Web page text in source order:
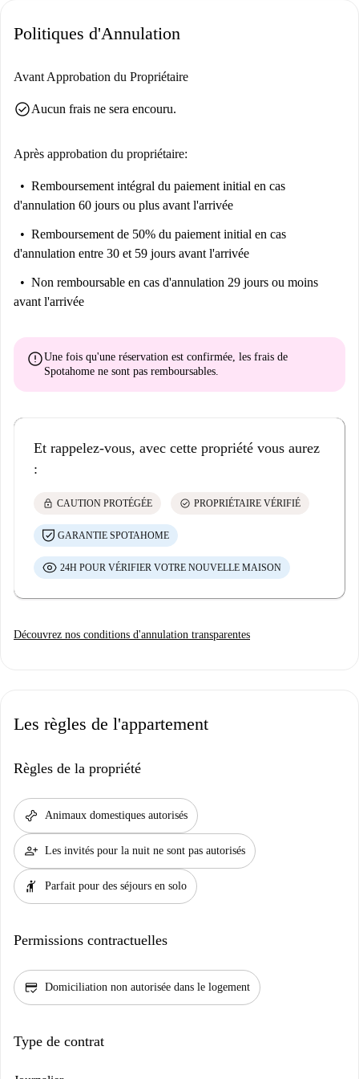
Politiques d'Annulation
Avant Approbation du Propriétaire
check_circleAucun frais ne sera encouru.
Après approbation du propriétaire:
Remboursement intégral du paiement initial en cas
d'annulation 60 jours ou plus avant l'arrivée
Remboursement de 50% du paiement initial en cas
d'annulation entre 30 et 59 jours avant l'arrivée
Non remboursable en cas d'annulation 29 jours ou moins
avant l'arrivée
errorUne fois qu'une réservation est confirmée, les frais de
Spotahome ne sont pas remboursables
Et rappelez-vous, avec cette propriété vous aurez
:
lock CAUTION PROTÉGÉE check_circle PROPRIÉTAIRE VÉRIFIÉ
GARANTIE SPOTAHOME
24H POUR VÉRIFIER VOTRE NOUVELLE MAISON
Découvrez nos conditions d'annulation transparentes
Les règles de l'appartement
Règles de la propriété
pet_supplies Animaux domestiques autorisés
person_add Les invités pour la nuit ne sont pas autorisés
hail Parfait pour des séjours en solo
Permissions contractuelles
credit_score Domiciliation non autorisée dans le logement
Type de contrat